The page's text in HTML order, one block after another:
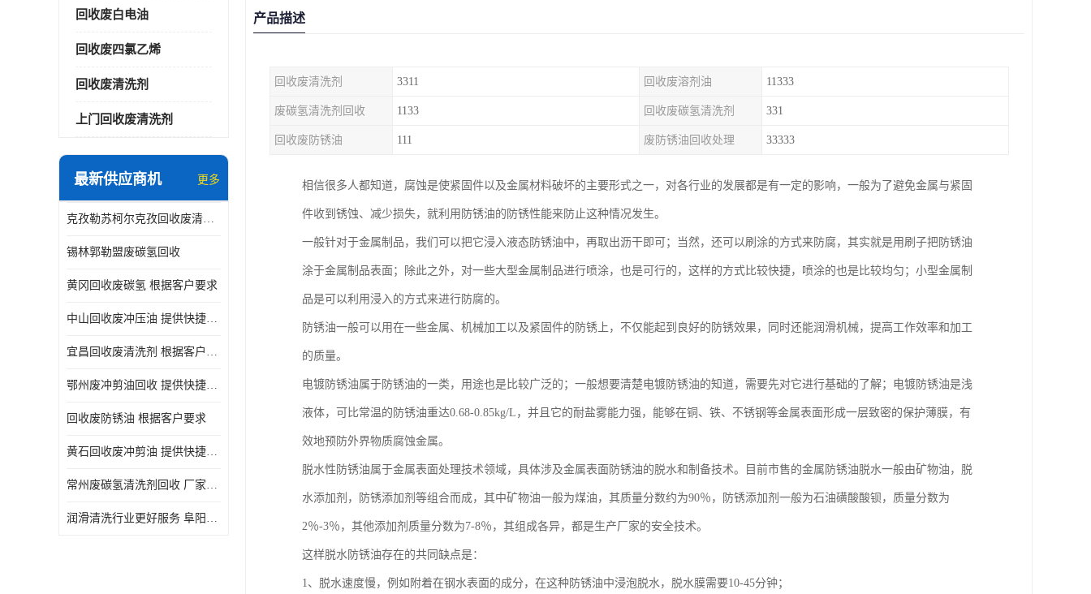
回收废白电油
回收废四氯乙烯
回收废清洗剂
上门回收废清洗剂
最新供应商机 更多
克孜勒苏柯尔克孜回收废清洗剂
锡林郭勒盟废碳氢回收
黄冈回收废碳氢 根据客户要求
中山回收废冲压油 提供快捷上门处理
宜昌回收废清洗剂 根据客户要求
鄂州废冲剪油回收 提供快捷上门处理
回收废防锈油 根据客户要求
黄石回收废冲剪油 提供快捷上门处理
常州废碳氢清洗剂回收 厂家价格
润滑清洗行业更好服务 阜阳回收废防锈油
产品描述
回收废清洗剂 3311 回收废溶剂油 11333
废碳氢清洗剂回收 1133 回收废碳氢清洗剂 331
回收废防锈油 111 废防锈油回收处理 33333
相信很多人都知道，腐蚀是使紧固件以及金属材料破坏的主要形式之一，对各行业的发展都是有一定的影响，一般为了避免金属与紧固
件收到锈蚀、减少损失，就利用防锈油的防锈性能来防止这种情况发生。
一般针对于金属制品，我们可以把它浸入液态防锈油中，再取出沥干即可；当然，还可以刷涂的方式来防腐，其实就是用刷子把防锈油
涂于金属制品表面；除此之外，对一些大型金属制品进行喷涂，也是可行的，这样的方式比较快捷，喷涂的也是比较均匀；小型金属制
品是可以利用浸入的方式来进行防腐的。
防锈油一般可以用在一些金属、机械加工以及紧固件的防锈上，不仅能起到良好的防锈效果，同时还能润滑机械，提高工作效率和加工
的质量。
电镀防锈油属于防锈油的一类，用途也是比较广泛的；一般想要清楚电镀防锈油的知道，需要先对它进行基础的了解；电镀防锈油是浅
液体，可比常温的防锈油重达0.68-0.85kg/L，并且它的耐盐雾能力强，能够在铜、铁、不锈钢等金属表面形成一层致密的保护薄膜，有
效地预防外界物质腐蚀金属。
脱水性防锈油属于金属表面处理技术领域，具体涉及金属表面防锈油的脱水和制备技术。目前市售的金属防锈油脱水一般由矿物油，脱
水添加剂，防锈添加剂等组合而成，其中矿物油一般为煤油，其质量分数约为90％，防锈添加剂一般为石油磺酸酸钡，质量分数为
2％-3％，其他添加剂质量分数为7-8％，其组成各异，都是生产厂家的安全技术。
这样脱水防锈油存在的共同缺点是：
1、脱水速度慢，例如附着在钢水表面的成分，在这种防锈油中浸泡脱水，脱水膜需要10-45分钟；